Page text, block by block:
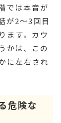
では本音が
が2〜3回目
ます。カウ
かは、この
に左右され
危険な